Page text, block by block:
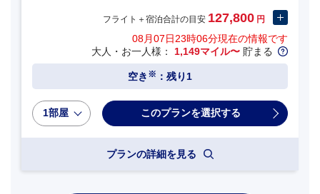
フライト＋宿泊合計の目安 127,800 円
08月07日23時06分現在の情報です
大人・お一人様： 1,149マイル〜 貯まる
空き ※ ：残り1
1部屋
プランの詳細を見る